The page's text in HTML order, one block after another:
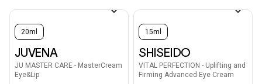
20ml
JUVENA
JU MASTER CARE - MasterCream
Eye&Lip
15ml
SHISEIDO
VITAL PERFECTION - Uplifting and
Firming Advanced Eye Cream